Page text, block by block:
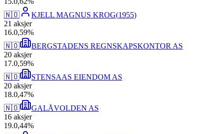
🇳🇴
KJELL MAGNUS KROG(1955)
21 aksjer
16.0,59%
🇳🇴
BERGSTADENS REGNSKAPSKONTOR AS
20 aksjer
17.0,59%
🇳🇴
STENSAAS EIENDOM AS
20 aksjer
18.0,47%
🇳🇴
GALÅVOLDEN AS
16 aksjer
19.0,44%